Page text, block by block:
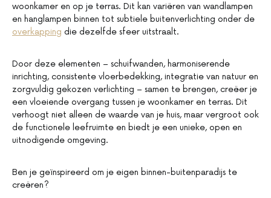
woonkamer en op je terras. Dit kan variëren van wandlampen
en hanglampen binnen tot subtiele buitenverlichting onder de
overkapping die dezelfde sfeer uitstraalt.
Door deze elementen – schuifwanden, harmoniserende
inrichting, consistente vloerbedekking, integratie van natuur en
zorgvuldig gekozen verlichting – samen te brengen, creëer je
een vloeiende overgang tussen je woonkamer en terras. Dit
verhoogt niet alleen de waarde van je huis, maar vergroot ook
de functionele leefruimte en biedt je een unieke, open en
uitnodigende omgeving.
Ben je geïnspireerd om je eigen binnen-buitenparadijs te
creëren?